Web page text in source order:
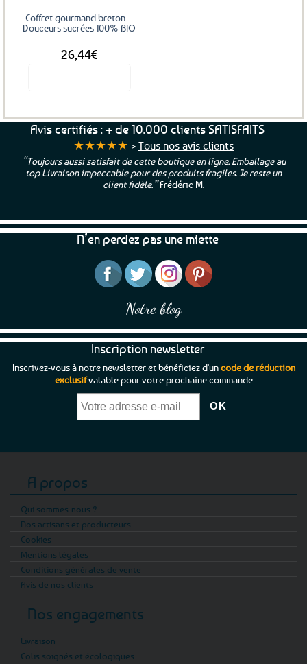
Coffret gourmand breton –
Douceurs sucrées 100% BIO
26,44€
Avis certifiés : + de 10.000 clients SATISFAITS
★★★★★ > Tous nos avis clients
“Toujours aussi satisfait de cette boutique en ligne. Emballage au
top Livraison impeccable pour des produits fragiles. Je reste un
client fidèle.”Frédéric M.
N’en perdez pas une miette
Notre blog
Inscription newsletter
Inscrivez-vous à notre newsletter et bénéficiez d'uncode de réduction
exclusifvalable pour votre prochaine commande
A propos
Qui sommes-nous ?
Nos artisans et producteurs
Cookies
Mentions légales
Conditions générales de vente
Avis de nos clients
Nos engagements
Livraison
Colis soignés et écologiques